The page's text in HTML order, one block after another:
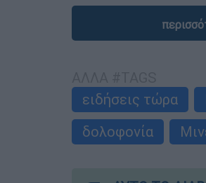
ειδήσεις τώρα
δολοφονία